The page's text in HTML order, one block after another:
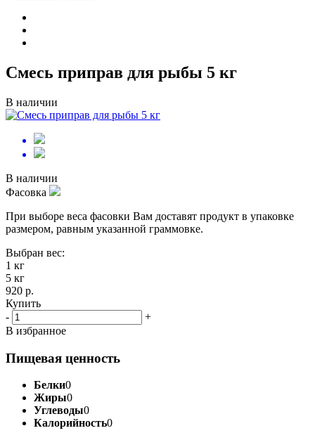
Смесь приправ для рыбы 5 кг
В наличии
В наличии
Фасовка
При выборе веса фасовки Вам доставят продукт в упаковке
размером, равным указанной граммовке.
Выбран вес:
1 кг
5 кг
920 р.
Купить
-
+
В избранное
Пищевая ценность
Белки0
Жиры0
Углеводы0
Калорийность0